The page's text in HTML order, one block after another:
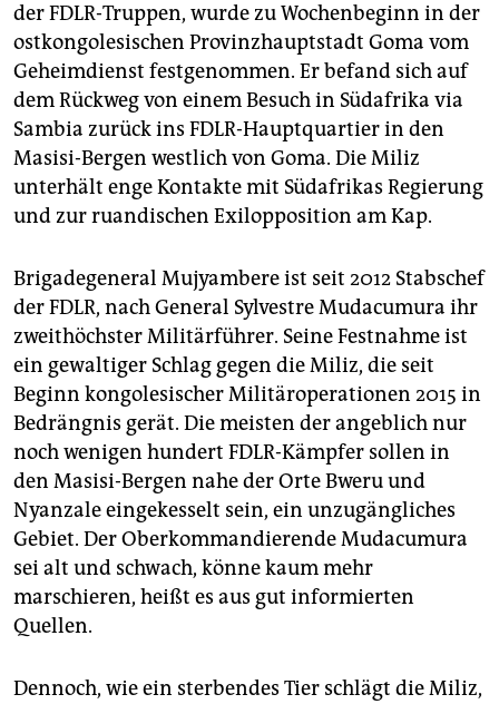
epaper login
der FDLR-Truppen, wurde zu Wochenbeginn in der
ostkongolesischen Provinzhauptstadt Goma vom
Geheimdienst festgenommen. Er befand sich auf
dem Rückweg von einem Besuch in Südafrika via
Sambia zurück ins FDLR-Hauptquartier in den
Masisi-Bergen westlich von Goma. Die Miliz
unterhält enge Kontakte mit Südafrikas Regierung
und zur ruandischen Exilopposition am Kap.
Brigadegeneral Mujyambere ist seit 2012 Stabschef
der FDLR, nach General Sylvestre Mudacumura ihr
zweithöchster Militärführer. Seine Festnahme ist
ein gewaltiger Schlag gegen die Miliz, die seit
Beginn kongolesischer Militäroperationen 2015 in
Bedrängnis gerät. Die meisten der angeblich nur
noch wenigen hundert FDLR-Kämpfer sollen in
den Masisi-Bergen nahe der Orte Bweru und
Nyanzale eingekesselt sein, ein unzugängliches
Gebiet. Der Oberkommandierende Mudacumura
sei alt und schwach, könne kaum mehr
marschieren, heißt es aus gut informierten
Quellen.
Dennoch, wie ein sterbendes Tier schlägt die Miliz,